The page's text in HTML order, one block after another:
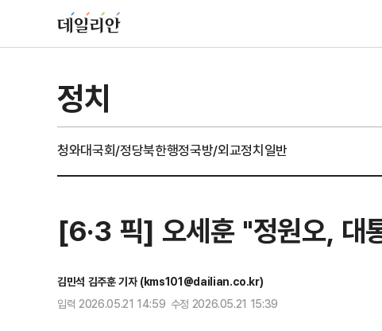
정치
청와대국회/정당북한행정국방/외교정치일반
[6·3 픽] 오세훈 "정원오, 대
김민석 김주훈 기자 (kms101@dailian.co.kr)
입력 2026.05.21 14:59 수정 2026.05.21 15:39